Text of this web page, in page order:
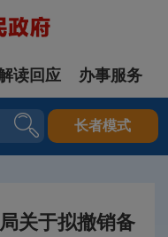
读回应 办事服务
长者模式
关于拟撤销备